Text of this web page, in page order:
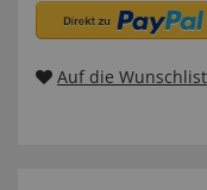
Auf die